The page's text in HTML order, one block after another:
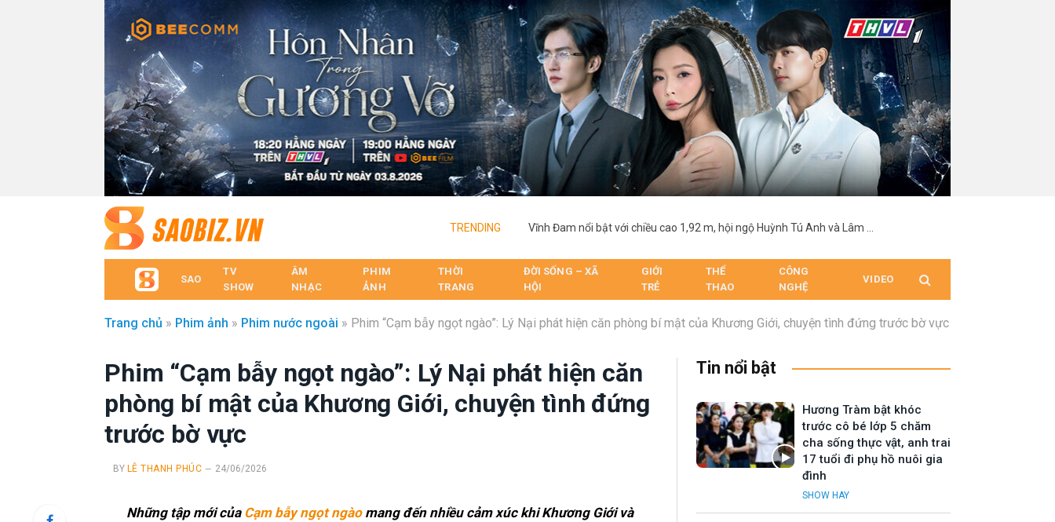
TRENDING
SAO
TV
SHOW
ÂM
NHẠC
PHIM
ẢNH
THỜI
TRANG
ĐỜI SỐNG – XÃ
HỘI
GIỚI
TRẺ
THỂ
THAO
CÔNG
NGHỆ
VIDEO
Trang chủ » Phim ảnh » Phim nước ngoài » Phim “Cạm bẫy ngọt ngào”: Lý Nại phát hiện căn phòng bí mật của Khương Giới, chuyện tình đứng trước bờ vực
Phim “Cạm bẫy ngọt ngào”: Lý Nại phát hiện căn
phòng bí mật của Khương Giới, chuyện tình đứng
trước bờ vực
BY LÊ THANH PHÚC 24/06/2026
Những tập mới của Cạm bẫy ngọt ngàomang đến nhiều cảm xúc khi Khương Giới và
Tin nổi bật
Hương Tràm bật khóc
trước cô bé lớp 5 chăm
cha sống thực vật, anh trai
17 tuổi đi phụ hồ nuôi gia
đình
SHOW HAY